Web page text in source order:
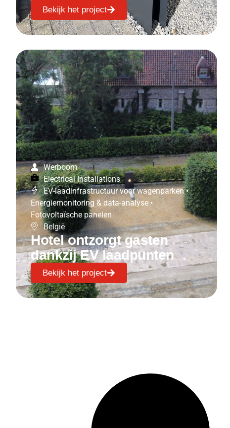
Bekijk het project
Werboom
Electrical Installations
EV-laadinfrastructuur voor wagenparken •
Energiemonitoring & data-analyse •
Fotovoltaïsche panelen
België
Hotel ontzorgt gasten
dankzij EV laadpunten
Bekijk het project